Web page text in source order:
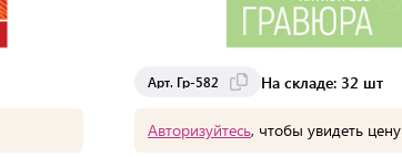
Арт. Гр-582 На складе: 32 шт
Авторизуйтесь, чтобы увидеть цену